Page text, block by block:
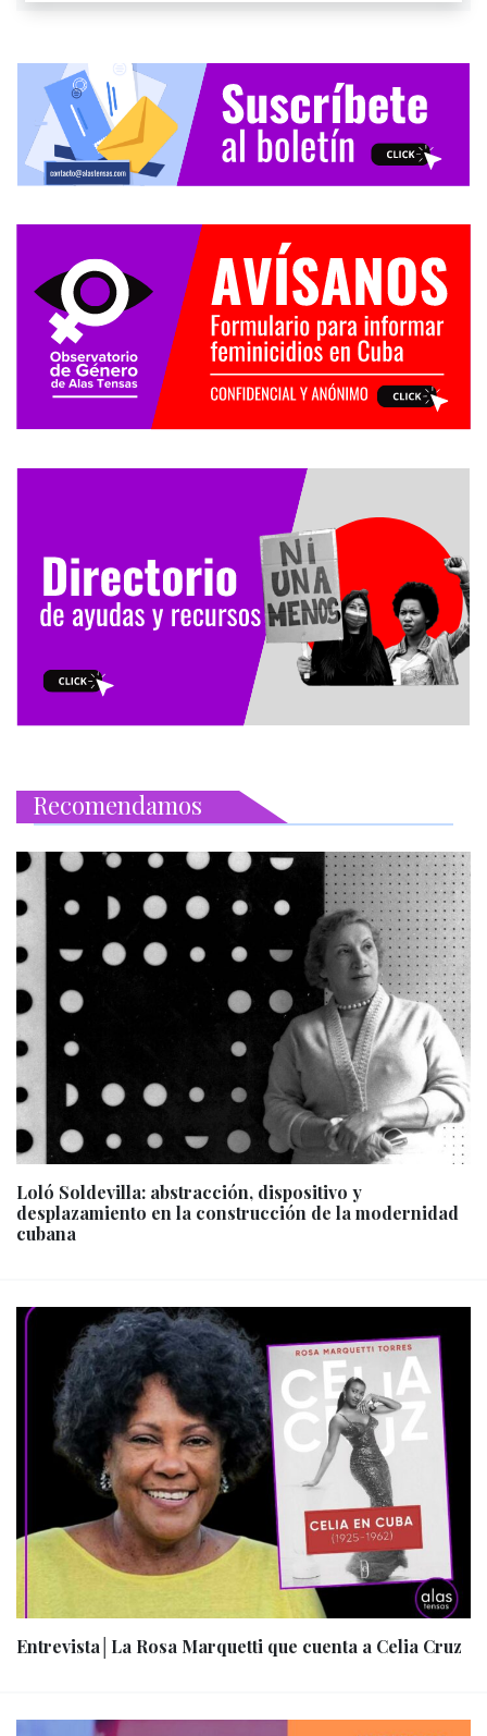
Recomendamos
Loló Soldevilla: abstracción, dispositivo y
desplazamiento en la construcción de la modernidad
cubana
Entrevista│La Rosa Marquetti que cuenta a Celia Cruz